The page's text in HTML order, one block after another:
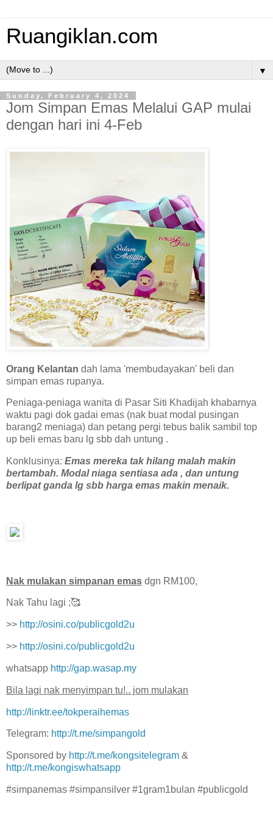
Ruangiklan.com
▼
Sunday, February 4, 2024
Jom Simpan Emas Melalui GAP mulai
dengan hari ini 4-Feb
Orang Kelantan dah lama 'membudayakan' beli dan
simpan emas rupanya.
Peniaga-peniaga wanita di Pasar Siti Khadijah khabarnya
waktu pagi dok gadai emas (nak buat modal pusingan
barang2 meniaga) dan petang pergi tebus balik sambil top
up beli emas baru lg sbb dah untung .
Konklusinya: Emas mereka tak hilang malah makin
bertambah. Modal niaga sentiasa ada , dan untung
berlipat ganda lg sbb harga emas makin menaik.
Nak mulakan simpanan emas dgn RM100,
Nak Tahu lagi ;🥰
>> http://osini.co/publicgold2u
>> http://osini.co/publicgold2u
whatsapp http://gap.wasap.my
Bila lagi nak menyimpan tu!.. jom mulakan
http://linktr.ee/tokperaihemas
Telegram: http://t.me/simpangold
Sponsored by http://t.me/kongsitelegram &
http://t.me/kongiswhatsapp
#simpanemas #simpansilver #1gram1bulan #publicgold